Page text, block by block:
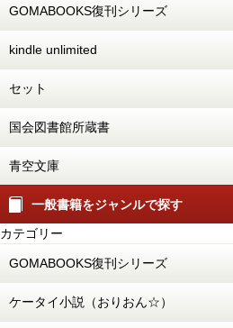
GOMABOOKS復刊シリーズ
kindle unlimited
セット
国会図書館所蔵書
青空文庫
一般書籍をジャンルで探す
カテゴリー
GOMABOOKS復刊シリーズ
ケータイ小説（おりおん☆）